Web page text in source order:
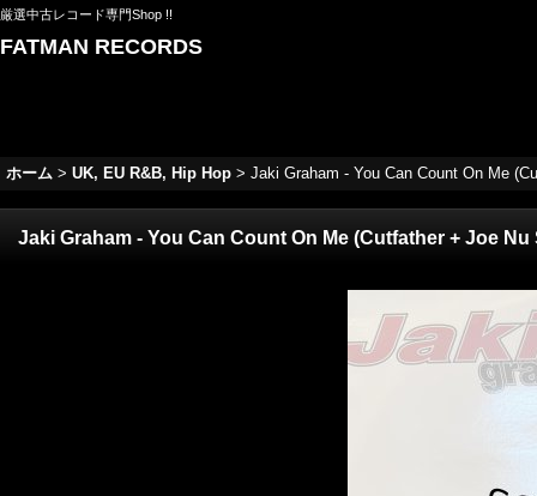
厳選中古レコード専門Shop !!
FATMAN RECORDS
ホーム > UK, EU R&B, Hip Hop > Jaki Graham - You Can Count On Me
Jaki Graham - You Can Count On Me (Cutfather + Joe